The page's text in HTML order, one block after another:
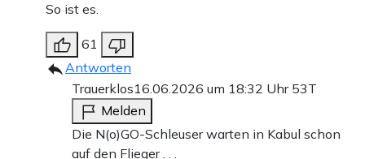
So ist es.
61
Antworten
Trauerklos16.06.2026 um 18:32 Uhr 53T
Melden
Die N(o)GO-Schleuser warten in Kabul schon
auf den Flieger . . .